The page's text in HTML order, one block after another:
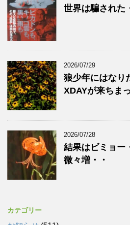
世界は騙された
2026/07/29
狼少年にはなり
XDAYが来ちま
2026/07/28
結果はビミョー
微々増・・
カテゴリー